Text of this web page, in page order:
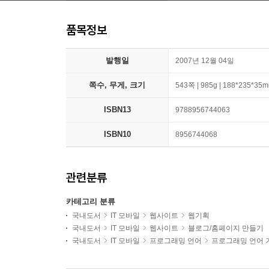
품목정보
발행일 2007년 12월 04일
쪽수, 무게, 크기 543쪽 | 985g |
ISBN13 9788956744063
ISBN10 8956744068
관련분류
카테고리 분류
국내도서 IT 모바일 웹사이트
웹기획
국내도서
IT 모바일 웹사이트
블로그/홈페이지 만들기
국내도서
IT 모바일 프로그래밍 언어 프로그래밍 언어